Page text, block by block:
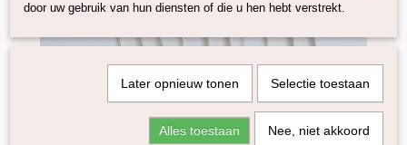
door uw gebruik van hun diensten of die u hen hebt verstrekt.
Later opnieuw tonen Selectie toestaan
Alles toestaan Nee, niet akkoord